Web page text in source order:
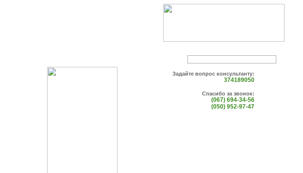
Задайте вопрос консультанту:
374189050
Спасибо за звонок:
(067) 694-34-56
(050) 952-97-47